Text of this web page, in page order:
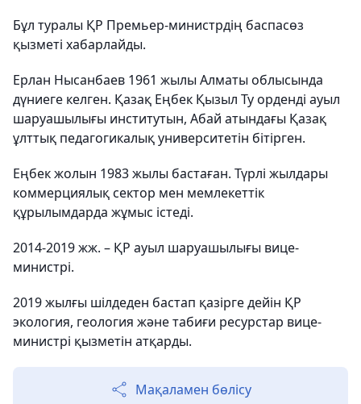
Бұл туралы ҚР Премьер-министрдің баспасөз
қызметі хабарлайды.
Ерлан Нысанбаев 1961 жылы Алматы облысында
дүниеге келген. Қазақ Еңбек Қызыл Ту орденді ауыл
шаруашылығы институтын, Абай атындағы Қазақ
ұлттық педагогикалық университетін бітірген.
Еңбек жолын 1983 жылы бастаған. Түрлі жылдары
коммерциялық сектор мен мемлекеттік
құрылымдарда жұмыс істеді.
2014-2019 жж. – ҚР ауыл шаруашылығы вице-
министрі.
2019 жылғы шілдеден бастап қазірге дейін ҚР
экология, геология және табиғи ресурстар вице-
министрі қызметін атқарды.
Мақаламен бөлісу